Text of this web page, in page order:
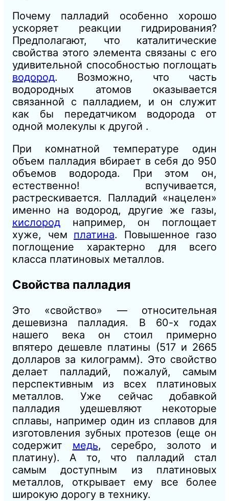
Почему палладий особенно хорошо
ускоряет реакции гидрирования?
Предполагают, что каталитические
свойства этого элемента связаны с его
удивительной способностью поглощать
водород. Возможно, что часть
водородных атомов оказывается
связанной с палладием, и он служит
как бы передатчиком водорода от
одной молекулы к другой .
При комнатной температуре один
объем палладия вбирает в себя до 950
объемов водорода. При этом он,
естественно! вспучивается,
растрескивается. Палладий «нацелен»
именно на водород, другие же газы,
кислород например, он поглощает
хуже, чем платина. Повышенное газо
поглощение характерно для всего
класса платиновых металлов.
Свойства палладия
Это «свойство» — относительная
дешевизна палладия. В 60-х годах
нашего века он стоил примерно
впятеро дешевле платины (517 и 2665
долларов за килограмм). Это свойство
делает палладий, пожалуй, самым
перспективным из всех платиновых
металлов. Уже сейчас добавкой
палладия удешевляют некоторые
сплавы, например один из сплавов для
изготовления зубных протезов (еще он
содержит медь, серебро, золото и
платину). А то, что палладий стал
самым доступным из платиновых
металлов, открывает ему все более
широкую дорогу в технику.